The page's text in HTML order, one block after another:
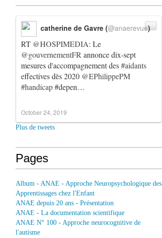
RT @HOSPIMEDIA: Le
@gouvernementFR annonce dix-sept
mesures d'accompagnement des#aidants
effectives dès 2020 @EPhilippePM
#handicap#depen…
catherine de Gavre (@anaerevue)
October 24, 2019
Plus de tweets
Pages
Album - ANAE - Approche Neuropsychologique des
Apprentissages chez l'Enfant
ANAE depuis 20 ans - Présentation
ANAE - La documentation scientifique
ANAE N° 100 - Approche neurocognitive de
l'autisme